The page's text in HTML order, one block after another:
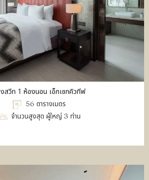
สวีท 1 ห้องนอน เอ็กเซกคิวทีฟ
56 ตารางเมตร
จำนวนสูงสุด ผู้ใหญ่ 3 ท่าน